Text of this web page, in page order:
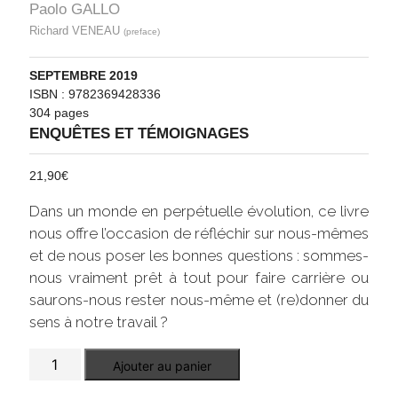
Paolo GALLO
Richard VENEAU (preface)
SEPTEMBRE 2019
ISBN : 9782369428336
304 pages
ENQUÊTES ET TÉMOIGNAGES
21,90€
Dans un monde en perpétuelle évolution, ce livre
nous offre l’occasion de réfléchir sur nous-mêmes
et de nous poser les bonnes questions : sommes-
nous vraiment prêt à tout pour faire carrière ou
saurons-nous rester nous-même et (re)donner du
sens à notre travail ?
Ajouter au panier